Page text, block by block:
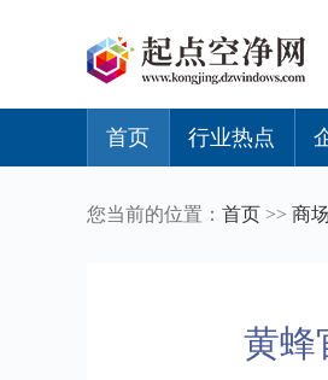
首页 行业热点
您当前的位置： 首页 >> 商场
黄蜂